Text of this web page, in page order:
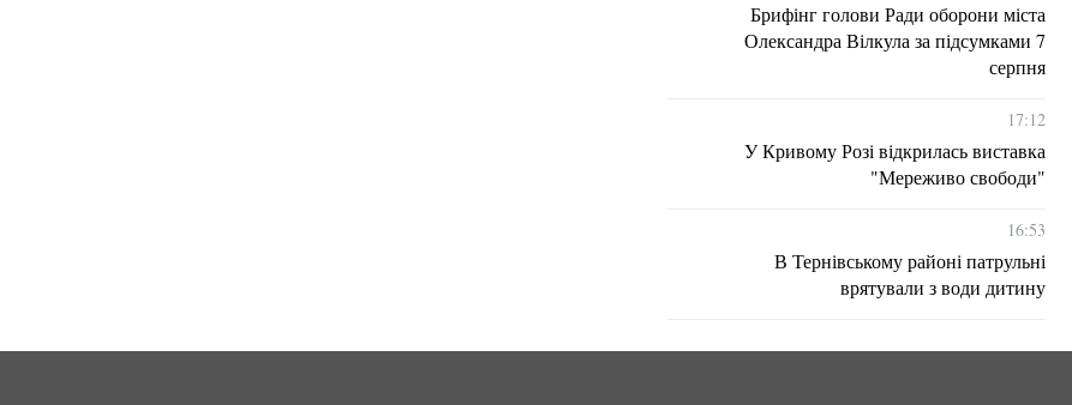
Брифінг голови Ради оборони міста
Олександра Вілкула за підсумками 7
серпня
17:12
У Кривому Розі відкрилась виставка
"Мереживо свободи"
16:53
В Тернівському районі патрульні
врятували з води дитину